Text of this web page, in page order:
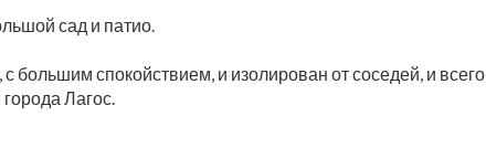
сад и патио.
большим спокойствием, и изолирован от соседей, и всего
Лагос.